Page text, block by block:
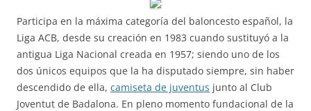
Participa en la máxima categoría del baloncesto español, la
Liga ACB, desde su creación en 1983 cuando sustituyó a la
antigua Liga Nacional creada en 1957; siendo uno de los
dos únicos equipos que la ha disputado siempre, sin haber
descendido de ella, camiseta de juventus junto al Club
Joventut de Badalona. En pleno momento fundacional de la